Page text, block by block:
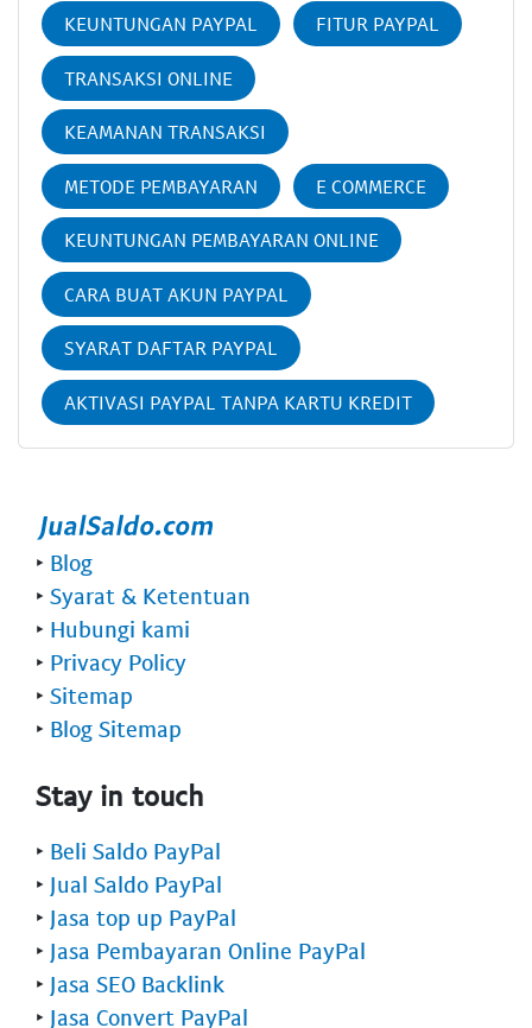
KEUNTUNGAN PAYPAL FITUR PAYPAL
TRANSAKSI ONLINE
KEAMANAN TRANSAKSI
METODE PEMBAYARAN E COMMERCE
KEUNTUNGAN PEMBAYARAN ONLINE
CARA BUAT AKUN PAYPAL
SYARAT DAFTAR PAYPAL
AKTIVASI PAYPAL TANPA KARTU KREDIT
‣ Blog
‣ Syarat & Ketentuan
‣ Hubungi kami
‣ Privacy Policy
‣ Sitemap
‣ Blog Sitemap
Stay in touch
‣ Beli Saldo PayPal
‣ Jual Saldo PayPal
‣ Jasa top up PayPal
‣ Jasa Pembayaran Online PayPal
‣ Jasa SEO Backlink
‣ Jasa Convert PayPal